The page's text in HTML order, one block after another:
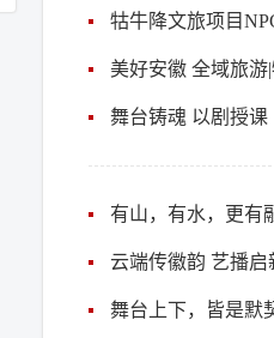
牯牛降文旅项目
美好安徽 全域旅游
舞台铸魂 以剧授
有山，有水，更有
云端传徽韵 艺播
舞台上下，皆是默